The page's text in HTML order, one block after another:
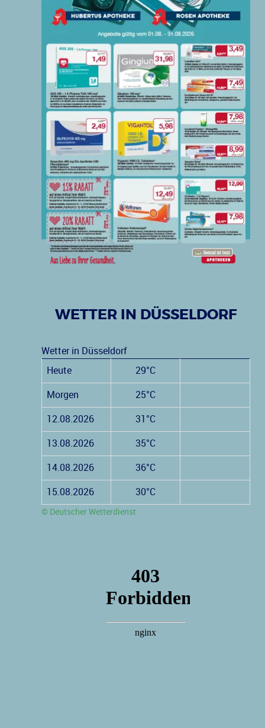
WETTER IN DÜSSELDORF
Wetter in Düsseldorf
Heute
29°C
Morgen 25°C
12.08.2026 31°C
13.08.2026 35°C
14.08.2026 36°C
15.08.2026 30°C
© Deutscher Wetterdienst